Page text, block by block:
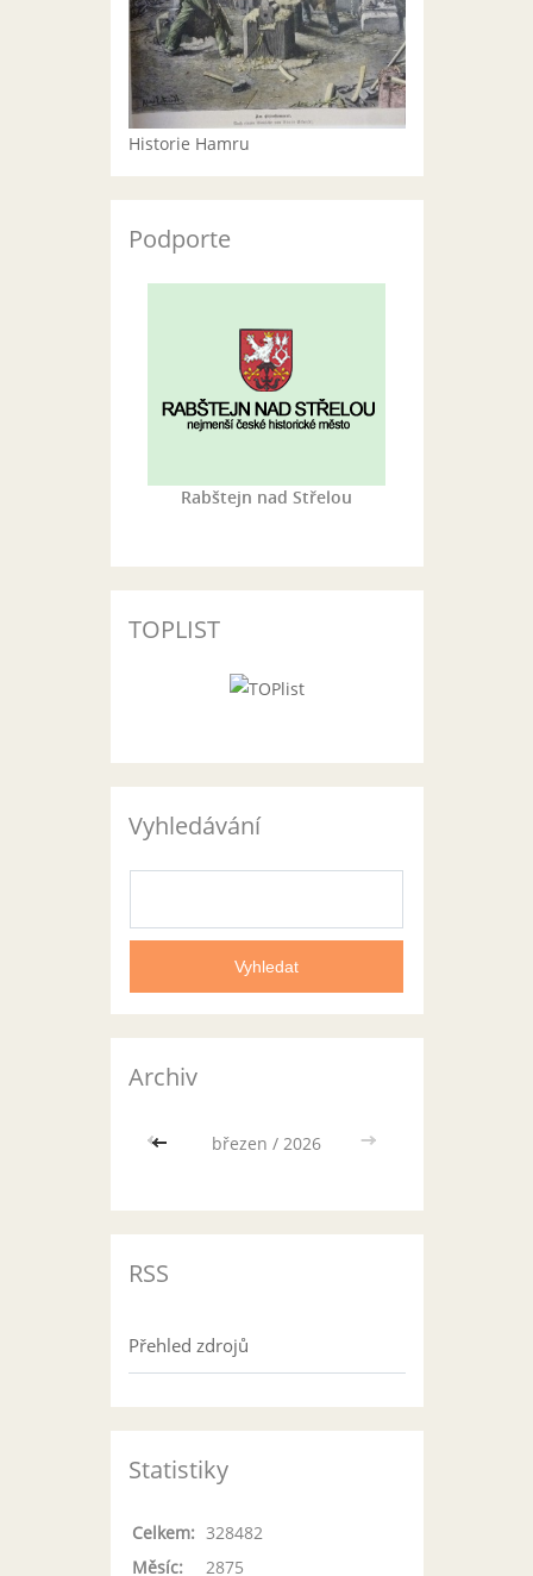
Historie Hamru
Podporte
Rabštejn nad Střelou
TOPLIST
Vyhledávání
Archiv
<< březen / 2026 >>
RSS
Přehled zdrojů
Statistiky
Celkem: 328482
Měsíc:
2875